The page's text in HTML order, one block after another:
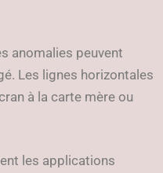
anomalies peuvent
Les lignes horizontales
à la carte mère ou
les applications